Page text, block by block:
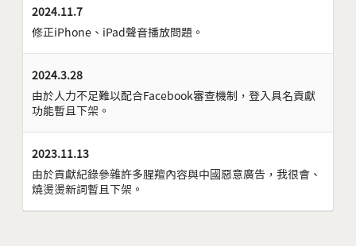
2024.11.7
修正iPhone、iPad聲音播放問題。
2024.3.28
由於人力不足難以配合Facebook審查機制，登入具名貢獻
功能暫且下架。
2023.11.13
由於貢獻紀錄參雜許多腥羶內容與中國惡意廣告，我很會、
燒燙燙新詞暫且下架。